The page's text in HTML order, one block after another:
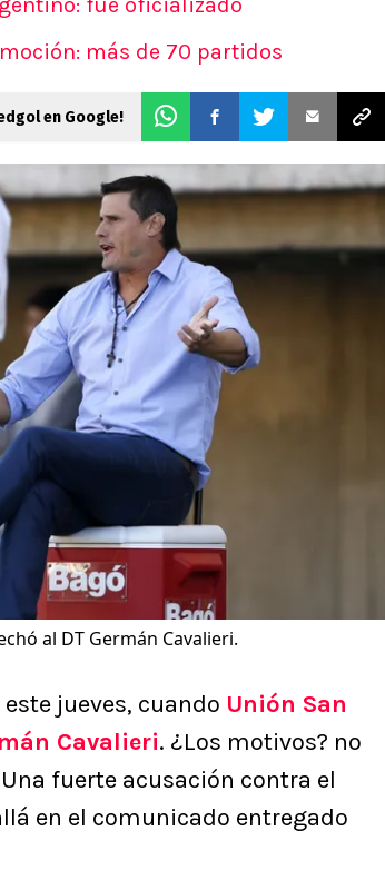
más de 70 partidos
en Google!
al DT Germán Cavalieri.
jueves, cuando Unión San
Cavalieri. ¿Los motivos? no
fuerte acusación contra el
en el comunicado entregado